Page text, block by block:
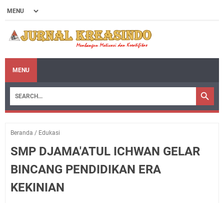
MENU
Beranda / Edukasi
SMP DJAMA'ATUL ICHWAN GELAR
BINCANG PENDIDIKAN ERA
KEKINIAN